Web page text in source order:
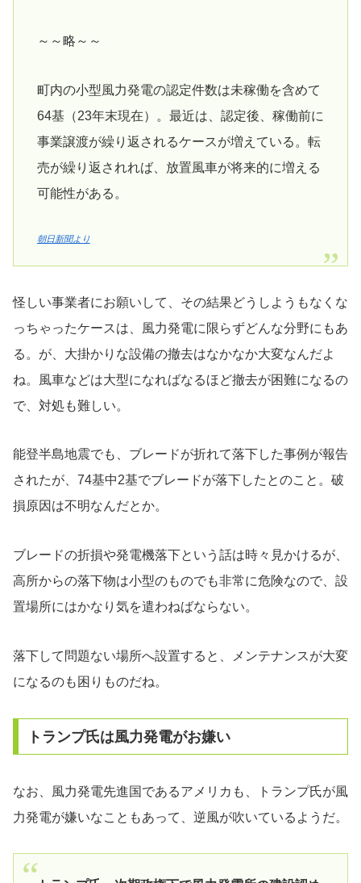
～～略～～
町内の小型風力発電の認定件数は未稼働を含めて
64基（23年末現在）。最近は、認定後、稼働前に
事業譲渡が繰り返されるケースが増えている。転
売が繰り返されれば、放置風車が将来的に増える
可能性がある。
朝日新聞より
怪しい事業者にお願いして、その結果どうしようもなくな
っちゃったケースは、風力発電に限らずどんな分野にもあ
る。が、大掛かりな設備の撤去はなかなか大変なんだよ
ね。風車などは大型になればなるほど撤去が困難になるの
で、対処も難しい。
能登半島地震でも、ブレードが折れて落下した事例が報告
されたが、74基中2基でブレードが落下したとのこと。破
損原因は不明なんだとか。
ブレードの折損や発電機落下という話は時々見かけるが、
高所からの落下物は小型のものでも非常に危険なので、設
置場所にはかなり気を遣わねばならない。
落下して問題ない場所へ設置すると、メンテナンスが大変
になるのも困りものだね。
トランプ氏は風力発電がお嫌い
なお、風力発電先進国であるアメリカも、トランプ氏が風
力発電が嫌いなこともあって、逆風が吹いているようだ。